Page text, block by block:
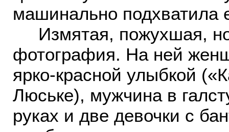
машинально подхватила
Измятая, пожухшая, но
фотография. На ней
ярко-красной улыбкой
Люське), мужчина в
руках и две девочки с